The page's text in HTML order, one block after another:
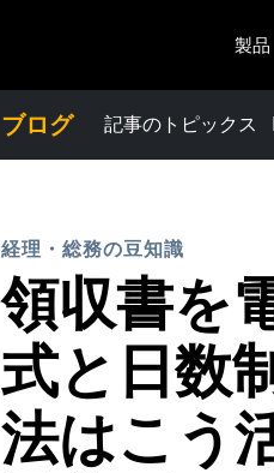
製品
ブログ 記事のトピックス
プレスリリース
電子帳簿保存法
経理・総務の豆
経理・総務の豆知識
領収書を
式と日数
法はこう